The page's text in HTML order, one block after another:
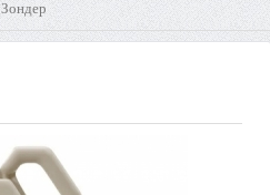
Зондер